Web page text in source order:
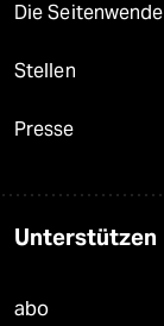
Die Seitenwende
Stellen
Presse
Unterstützen
abo